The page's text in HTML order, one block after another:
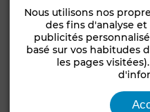
• Prix : 452.000 TND
Caractéristiques
Nous utilisons nos
des fins d'analyse
publicités
basé sur vos habitudes
les pages visitées).